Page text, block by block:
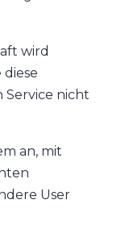
wird
diese
Service nicht
an, mit
User